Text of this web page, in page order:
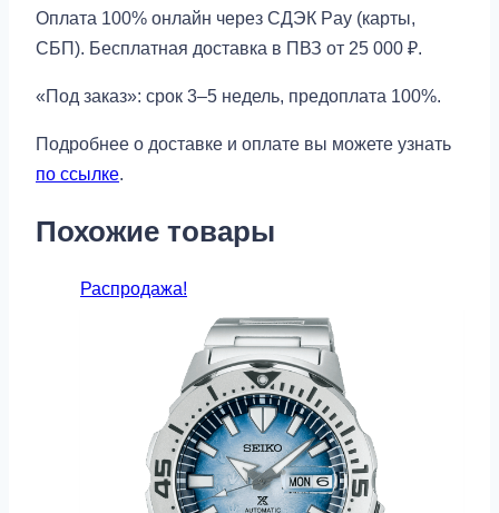
Оплата 100% онлайн через СДЭК Pay (карты,
СБП). Бесплатная доставка в ПВЗ от 25 000 ₽.
«Под заказ»: срок 3–5 недель, предоплата 100%.
Подробнее о доставке и оплате вы можете узнать
по ссылке.
Похожие товары
Распродажа!